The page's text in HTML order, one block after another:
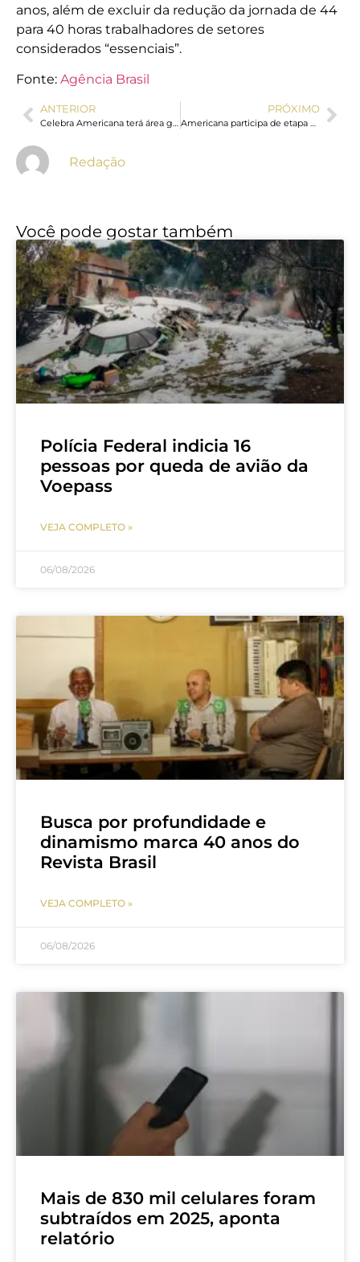
anos, além de excluir da redução da jornada de 44
para 40 horas trabalhadores de setores
considerados “essenciais”.
Fonte: Agência Brasil
ANTERIOR PRÓXIMO
Redação
Você pode gostar também
Polícia Federal indicia 16
pessoas por queda de avião da
Voepass
VEJA COMPLETO »
06/08/2026
Busca por profundidade e
dinamismo marca 40 anos do
Revista Brasil
VEJA COMPLETO »
06/08/2026
Mais de 830 mil celulares foram
subtraídos em 2025, aponta
relatório